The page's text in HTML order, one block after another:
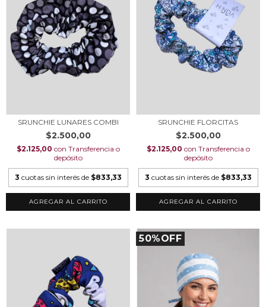
SRUNCHIE LUNARES COMBI
$2.500,00
$2.125,00 con Transferencia o
depósito
3 cuotas sin interés de $833,33
SRUNCHIE FLORCITAS
$2.500,00
$2.125,00 con Transferencia o
depósito
3 cuotas sin interés de $833,33
50%OFF